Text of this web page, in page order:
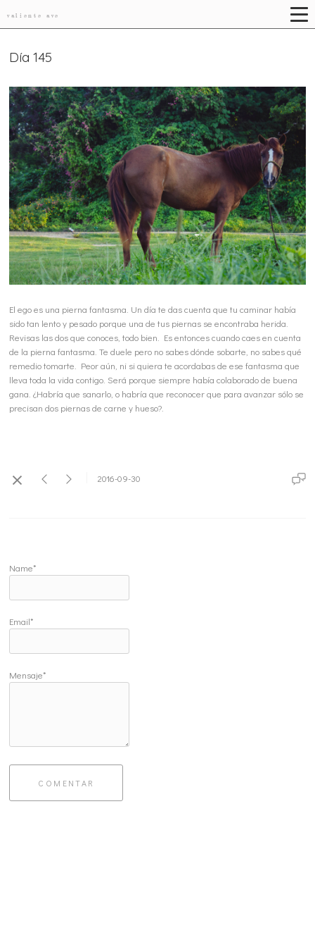
valiente ave
Día 145
El ego es una pierna fantasma. Un día te das cuenta que tu caminar había
sido tan lento y pesado porque una de tus piernas se encontraba herida.
Revisas las dos que conoces, todo bien. Es entonces cuando caes en cuenta
de la pierna fantasma. Te duele pero no sabes dónde sobarte, no sabes qué
remedio tomarte. Peor aún, ni si quiera te acordabas de ese fantasma que
lleva toda la vida contigo. Será porque siempre había colaborado de buena
gana. ¿Habría que sanarlo, o habría que reconocer que para avanzar sólo se
precisan dos piernas de carne y hueso?.
2016-09-30
Name*
Email*
Mensaje*
COMENTAR